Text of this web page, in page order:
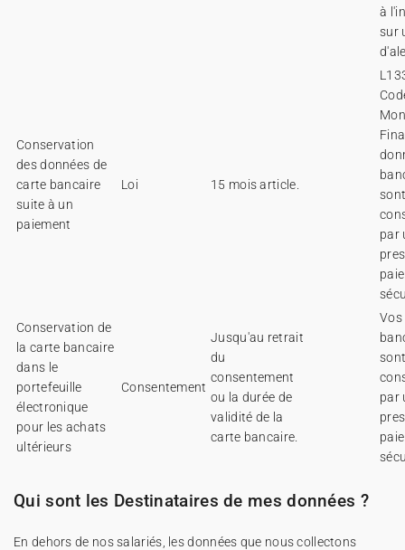
à
sur
Conservation
des données de
carte bancaire
suite à un
paiement
Loi 15 mois article.
par
Conservation de
la carte bancaire
dans le
portefeuille
électronique
pour les achats
ultérieurs
Consentement
Jusqu'au retrait
du
consentement
ou la durée de
validité de la
carte bancaire.
Vos
par
Qui sont les Destinataires de mes données ?
En dehors de nos salariés, les données que nous collectons